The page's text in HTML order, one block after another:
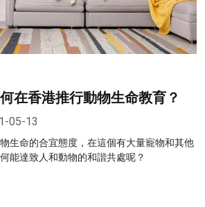
在香港推行動物生命教育？
05-13
生命的合宜態度，在這個有大量寵物和其他
能達致人和動物的和諧共處呢？